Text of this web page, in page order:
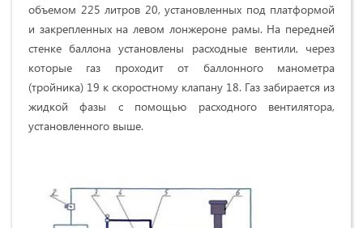
объемом 225 литров 20, установленных под платформой
и закрепленных на левом лонжероне рамы. На передней
стенке баллона установлены расходные вентили, через
которые газ проходит от баллонного манометра
(тройника) 19 к скоростному клапану 18. Газ забирается из
жидкой фазы с помощью расходного вентилятора,
установленного выше.